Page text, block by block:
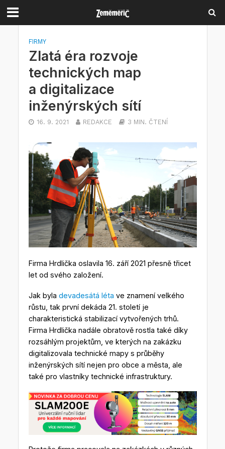
FIRMY
Zlatá éra rozvoje
technických map
a digitalizace
inženýrských sítí
16. 9. 2021 REDAKCE 3 MIN. ČTENÍ
Firma Hrdlička oslavila 16. září 2021 přesně třicet
let od svého založení.
Jak byla devadesátá léta ve znamení velkého
růstu, tak první dekáda 21. století je
charakteristická stabilizací vytvořených trhů.
Firma Hrdlička nadále obratově rostla také díky
rozsáhlým projektům, ve kterých na zakázku
digitalizovala technické mapy s průběhy
inženýrských sítí nejen pro obce a města, ale
také pro vlastníky technické infrastruktury.